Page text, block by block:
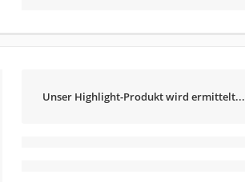
Unser Highlight-Produkt wird ermittelt...